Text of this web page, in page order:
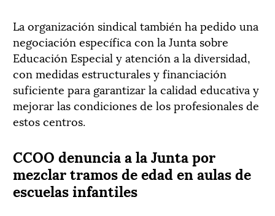
La organización sindical también ha pedido una
negociación específica con la Junta sobre
Educación Especial y atención a la diversidad,
con medidas estructurales y financiación
suficiente para garantizar la calidad educativa y
mejorar las condiciones de los profesionales de
estos centros.
CCOO denuncia a la Junta por
mezclar tramos de edad en aulas de
escuelas infantiles